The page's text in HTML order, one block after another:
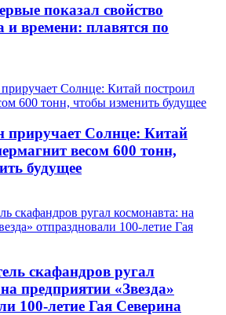
показал свойство
и времени: плавятся по
приручает Солнце: Китай
весом 600 тонн,
будущее
скафандров ругал
предприятии «Звезда»
100-летие Гая Северина